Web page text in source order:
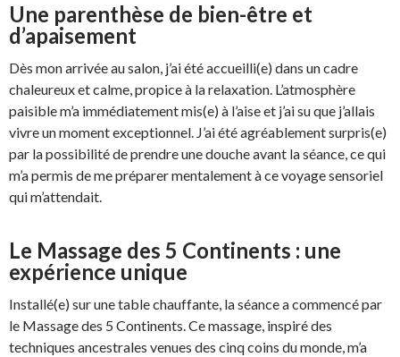
Une parenthèse de bien-être et
d’apaisement
Dès mon arrivée au salon, j’ai été accueilli(e) dans un cadre
chaleureux et calme, propice à la relaxation. L’atmosphère
paisible m’a immédiatement mis(e) à l’aise et j’ai su que j’allais
vivre un moment exceptionnel. J’ai été agréablement surpris(e)
par la possibilité de prendre une douche avant la séance, ce qui
m’a permis de me préparer mentalement à ce voyage sensoriel
qui m’attendait.
Le Massage des 5 Continents : une
expérience unique
Installé(e) sur une table chauffante, la séance a commencé par
le Massage des 5 Continents. Ce massage, inspiré des
techniques ancestrales venues des cinq coins du monde, m’a